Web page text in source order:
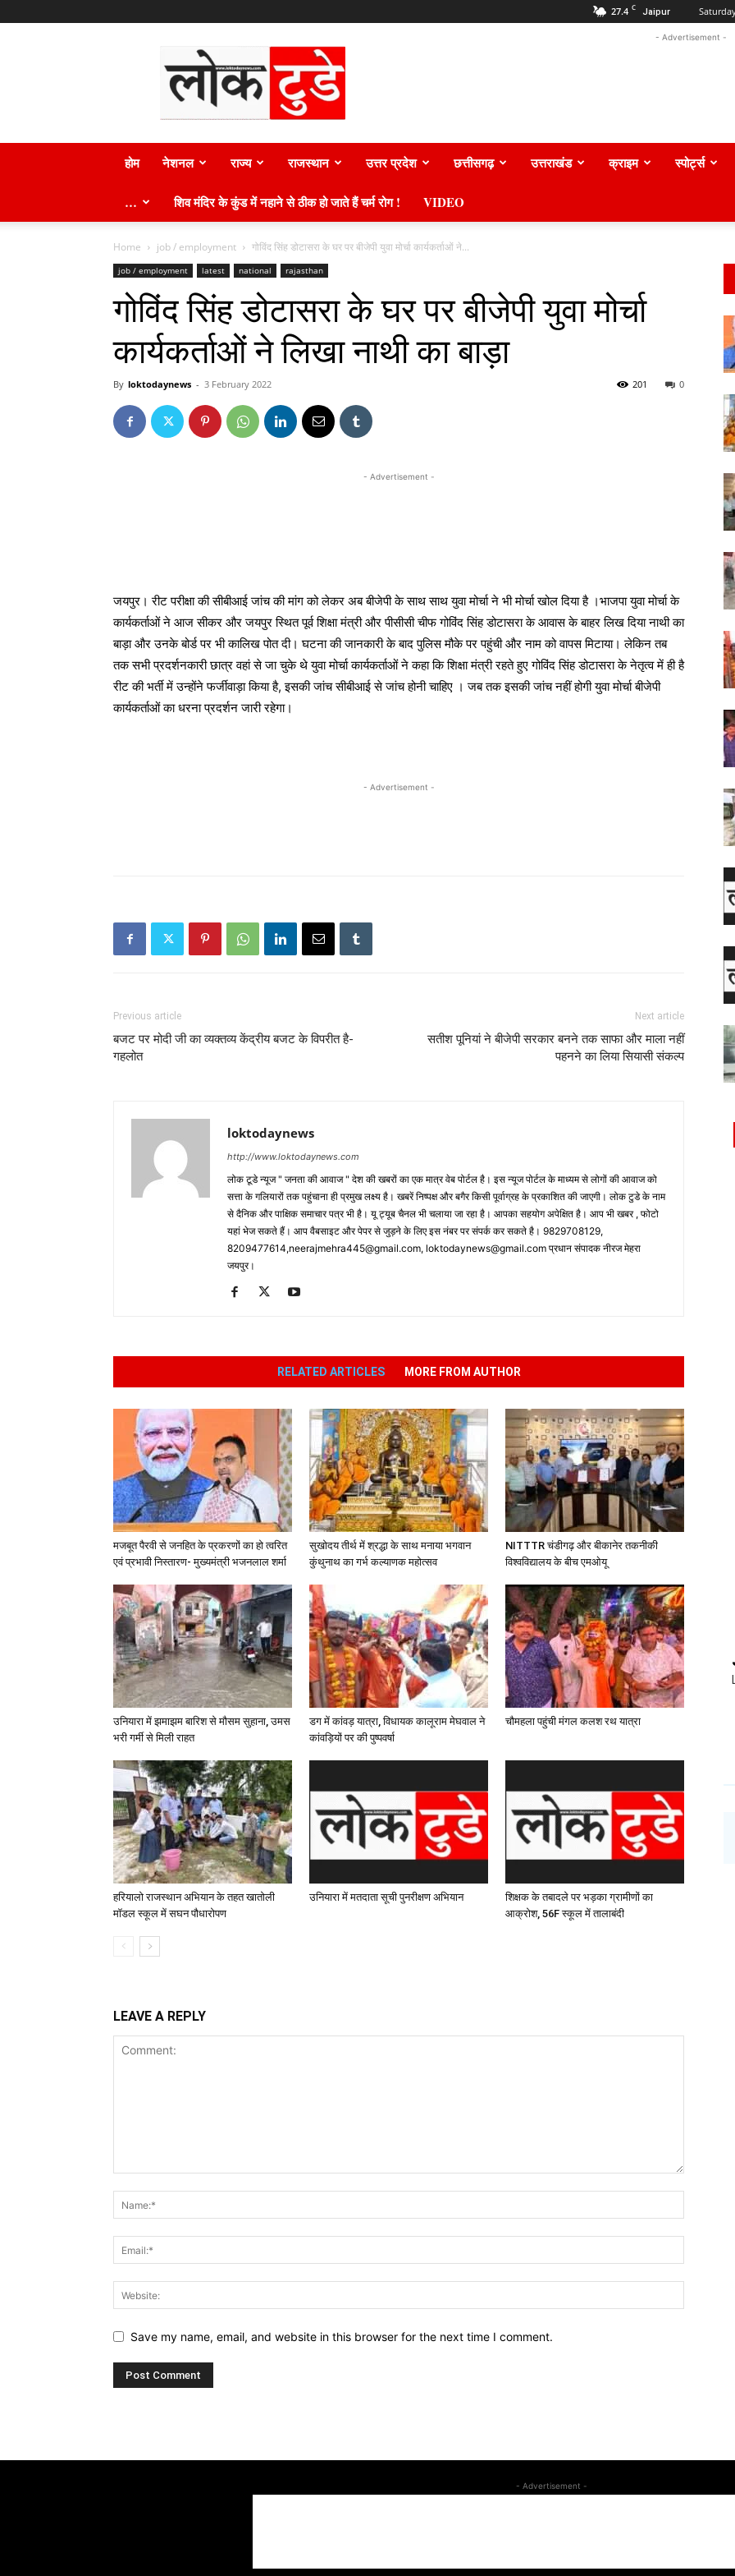
27.4 C Jaipur
टुडे
न्यूज़
- Advertisement -
होम नेशनल राज्य राजस्थान उत्तर प्रदेश छत्तीसगढ़ उत्तराखंड क्राइम स्पोर्ट्स
… शिव मंदिर के कुंड में नहाने से ठीक हो जाते हैं चर्म रोग ! VIDEO
Home job / employment गोविंद सिंह डोटासरा के घर पर बीजेपी युवा मोर्चा कार्यकर्ताओं ने...
job / employment latest national rajasthan
गोविंद सिंह डोटासरा के घर पर बीजेपी युवा मोर्चा
कार्यकर्ताओं ने लिखा नाथी का बाड़ा
By loktodaynews - 3 February 2022 0
201
- Advertisement -
जयपुर। रीट परीक्षा की सीबीआई जांच की मांग को लेकर अब बीजेपी के साथ साथ युवा मोर्चा ने भी मोर्चा खोल दिया है ।भाजपा युवा मोर्चा के
कार्यकर्ताओं ने आज सीकर और जयपुर स्थित पूर्व शिक्षा मंत्री और पीसीसी चीफ गोविंद सिंह डोटासरा के आवास के बाहर लिख दिया नाथी का
बाड़ा और उनके बोर्ड पर भी कालिख पोत दी। घटना की जानकारी के बाद पुलिस मौके पर पहुंची और नाम को वापस मिटाया। लेकिन तब
तक सभी प्रदर्शनकारी छात्र वहां से जा चुके थे युवा मोर्चा कार्यकर्ताओं ने कहा कि शिक्षा मंत्री रहते हुए गोविंद सिंह डोटासरा के नेतृत्व में ही है
रीट की भर्ती में उन्होंने फर्जीवाड़ा किया है, इसकी जांच सीबीआई से जांच होनी चाहिए । जब तक इसकी जांच नहीं होगी युवा मोर्चा बीजेपी
कार्यकर्ताओं का धरना प्रदर्शन जारी रहेगा।
- Advertisement -
Previous article
बजट पर मोदी जी का व्यक्तव्य केंद्रीय बजट के विपरीत है-
गहलोत
Next article
सतीश पूनियां ने बीजेपी सरकार बनने तक साफा और माला नहीं
पहनने का लिया सियासी संकल्प
loktodaynews
http://www.loktodaynews.com
लोक टूडे न्यूज " जनता की आवाज " देश की खबरों का एक मात्र वेब पोर्टल है। इस न्यूज पोर्टल के माध्यम से लोगों की आवाज को
सत्ता के गलियारों तक पहुंचाना ही प्रमुख लक्ष्य है। खबरें निष्पक्ष और बगैर किसी पूर्वाग्रह के प्रकाशित की जाएगी। लोक टुडे के नाम
से दैनिक और पाक्षिक समाचार पत्र भी है। यू ट्यूब चैनल भी चलाया जा रहा है। आपका सहयोग अपेक्षित है। आप भी खबर , फोटो
यहां भेज सकते हैं। आप वैबसाइट और पेपर से जुड़ने के लिए इस नंबर पर संपर्क कर सकते है। 9829708129,
8209477614,neerajmehra445@gmail.com, loktodaynews@gmail.com प्रधान संपादक नीरज मेहरा
जयपुर।
RELATED ARTICLES MORE FROM AUTHOR
मजबूत पैरवी से जनहित के प्रकरणों का हो त्वरित
एवं प्रभावी निस्तारण- मुख्यमंत्री भजनलाल शर्मा
सुखोदय तीर्थ में श्रद्धा के साथ मनाया भगवान
कुंथुनाथ का गर्भ कल्याणक महोत्सव
NITTTR चंडीगढ़ और बीकानेर तकनीकी
विश्वविद्यालय के बीच एमओयू
उनियारा में झमाझम बारिश से मौसम सुहाना, उमस
भरी गर्मी से मिली राहत
डग में कांवड़ यात्रा, विधायक कालूराम मेघवाल ने
कांवड़ियों पर की पुष्पवर्षा
चौमहला पहुंची मंगल कलश रथ यात्रा
हरियालो राजस्थान अभियान के तहत खातोली
मॉडल स्कूल में सघन पौधारोपण
उनियारा में मतदाता सूची पुनरीक्षण अभियान
शिक्षक के तबादले पर भड़का ग्रामीणों का
आक्रोश, 56F स्कूल में तालाबंदी
LEAVE A REPLY
Save my name, email, and website in this browser for the next time I comment.
- Advertisement -